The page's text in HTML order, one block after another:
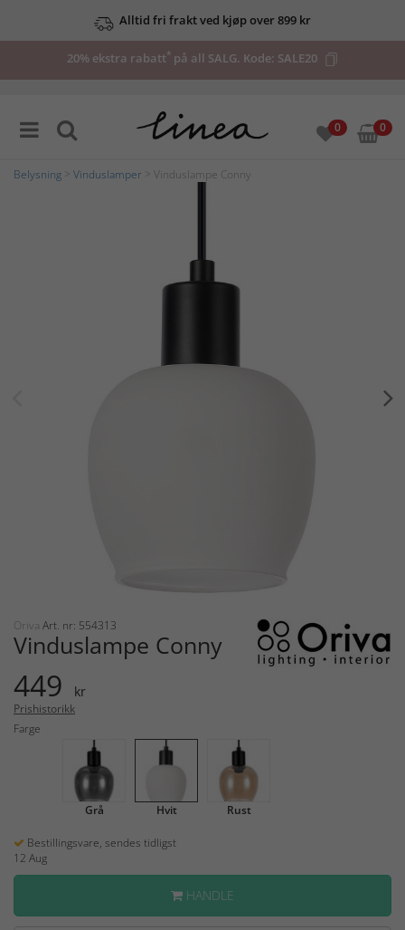
Alltid fri frakt ved kjøp over 899 kr
20% ekstra rabatt* på all SALG. Kode: SALE20
0 0
Belysning Vinduslamper > Vinduslampe Conny
Oriva Art. nr: 554313
Vinduslampe Conny
449 kr
Prishistorikk
Farge
Grå Hvit Rust
Bestillingsvare, sendes tidligst
12 Aug
HANDLE